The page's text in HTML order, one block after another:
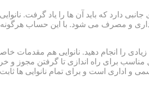
دارد که باید آن ها را یاد گرفت.
و مصرف می شود. با این حساب
را انجام دهید. نانوایی هم مقدمات
برای راه اندازی تا گرفتن مجوز و
و اداری است و برای تمام نانوایی ها